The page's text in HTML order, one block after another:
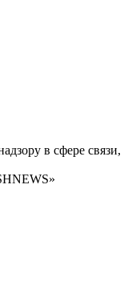
в сфере